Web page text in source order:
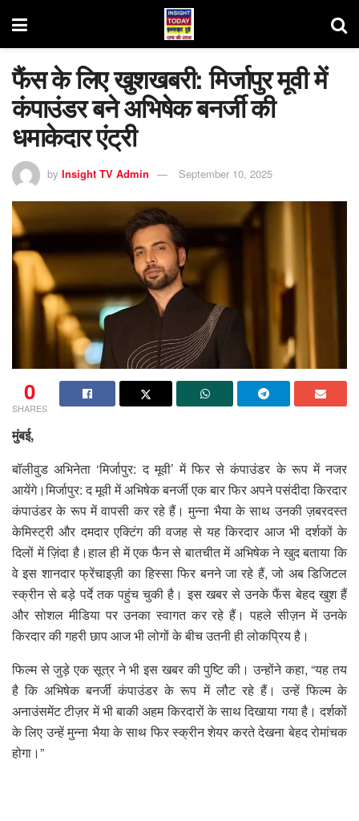
फैंस के लिए खुशखबरी: मिर्जापुर मूवी में
कंपाउंडर बने अभिषेक बनर्जी की
धमाकेदार एंट्री
by Insight TV Admin September 10, 2025
0
SHARES
मुंबई,
बॉलीवुड अभिनेता ‘मिर्जापुर: द मूवी’ में फिर से कंपाउंडर के रूप में नजर
आयेंगे।मिर्जापुर: द मूवी में अभिषेक बनर्जी एक बार फिर अपने पसंदीदा किरदार
कंपाउंडर के रूप में वापसी कर रहे हैं। मुन्ना भैया के साथ उनकी ज़बरदस्त
केमिस्ट्री और दमदार एक्टिंग की वजह से यह किरदार आज भी दर्शकों के
दिलों में ज़िंदा है।हाल ही में एक फैन से बातचीत में अभिषेक ने खुद बताया कि
वे इस शानदार फ्रेंचाइज़ी का हिस्सा फिर बनने जा रहे हैं, जो अब डिजिटल
स्क्रीन से बड़े पर्दे तक पहुंच चुकी है। इस खबर से उनके फैंस बेहद खुश हैं
और सोशल मीडिया पर उनका स्वागत कर रहे हैं। पहले सीज़न में उनके
किरदार की गहरी छाप आज भी लोगों के बीच उतनी ही लोकप्रिय है।
फिल्म से जुड़े एक सूत्र ने भी इस खबर की पुष्टि की। उन्होंने कहा, “यह तय
है कि अभिषेक बनर्जी कंपाउंडर के रूप में लौट रहे हैं। उन्हें फिल्म के
अनाउंसमेंट टीज़र में भी बाकी अहम किरदारों के साथ दिखाया गया है। दर्शकों
के लिए उन्हें मुन्ना भैया के साथ फिर स्क्रीन शेयर करते देखना बेहद रोमांचक
होगा।”